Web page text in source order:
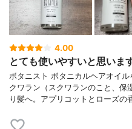
4.00
とても使いやすいと思いま
ボタニスト ボタニカルヘアオイ
クワラン（スクワランのこと、保
り髪へ。アプリコットとローズの